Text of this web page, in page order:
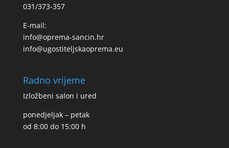
031/373-357
E-mail:
info@oprema-sancin.hr
info@ugostiteljskaoprema.eu
Radno vrijeme
Izložbeni salon i ured
ponedjeljak – petak
od 8:00 do 15:00 h